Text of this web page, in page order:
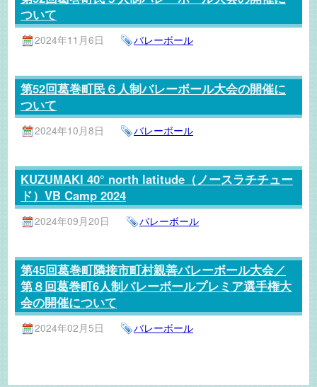
ついて
2024年11月6日 バレーボール
第52回葛巻町民６人制バレーボール大会の開催に
ついて
2024年10月8日 バレーボール
KUZUMAKI 40° north latitude（ノースラチチュー
ド）VB Camp 2024
2024年09月20日 バレーボール
第45回葛巻町隣接市町村親善バレーボール大会／
第８回葛巻町6人制バレーボールプレミア選手権大
会の開催について
2024年02月5日 バレーボール